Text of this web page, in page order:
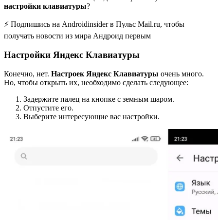
настройки клавиатуры?
⚡ Подпишись на Androidinsider в Пульс Mail.ru, чтобы
получать новости из мира Андроид первым
Настройки Яндекс Клавиатуры
Конечно, нет. Настроек Яндекс Клавиатуры очень много.
Но, чтобы открыть их, необходимо сделать следующее:
Задержите палец на кнопке с земным шаром.
Отпустите его.
Выберите интересующие вас настройки.